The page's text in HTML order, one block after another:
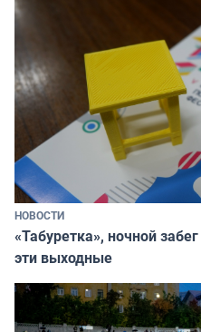
НОВОСТИ
«Табуретка», ночной
эти выходные